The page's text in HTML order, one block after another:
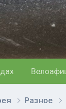
Разное